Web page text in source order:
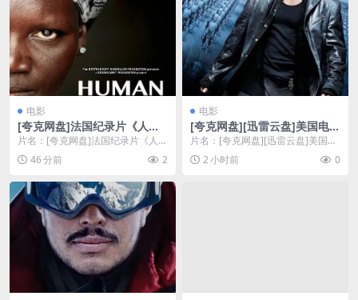
电影
[夸克网盘]法国纪录片《人
类》（2015）豆瓣8.9
片名：[夸克网盘]法国纪录片《人
类》（2015）豆瓣8.9 分类：电影
类型：纪...
46 分前 2
电影
[夸克网盘][迅雷云盘]美国电影
《我，机器人》（2004）动
作 / 科幻 / 悬疑 / 惊悚 豆瓣8.
3
片名：[夸克网盘][迅雷云盘]美国电
影《我，机器人》（2004）动
作 / 科幻 ...
2 小时前 0